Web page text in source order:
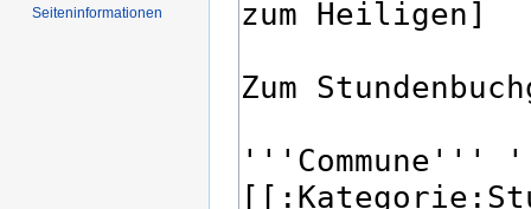
Seiten­­informationen